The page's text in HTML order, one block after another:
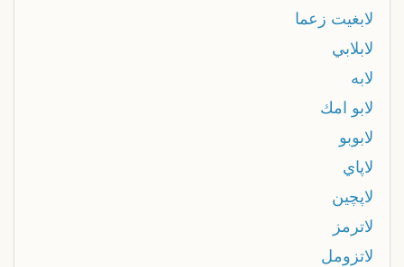
لابغيت زعما
لابلابي
لابه
لابو امك
لابوبو
لاپاي
لاپچين
لاترمز
لاتزومل